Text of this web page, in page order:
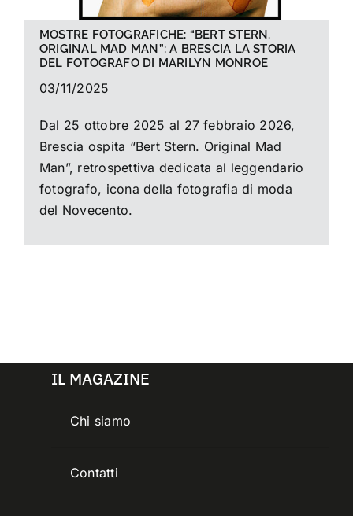
MOSTRE FOTOGRAFICHE: “BERT STERN.
ORIGINAL MAD MAN”: A BRESCIA LA STORIA
DEL FOTOGRAFO DI MARILYN MONROE
03/11/2025
Dal 25 ottobre 2025 al 27 febbraio 2026,
Brescia ospita “Bert Stern. Original Mad
Man”, retrospettiva dedicata al leggendario
fotografo, icona della fotografia di moda
del Novecento.
IL MAGAZINE
Chi siamo
Contatti